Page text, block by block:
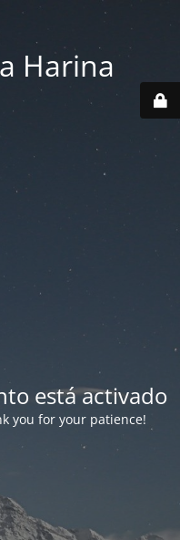
Harina
está activado
you for your patience!